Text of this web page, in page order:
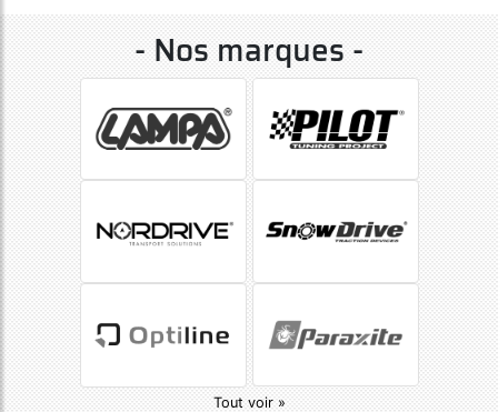
- Nos marques -
Tout voir »